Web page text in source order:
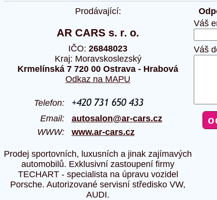
Prodávající:
AR CARS s. r. o.
IČO: 26848023
Kraj: Moravskoslezský
Krmelínská 7 720 00 Ostrava - Hrabová
Odkaz na MAPU
Telefon:
Email: autosalon@ar-cars.cz
WWW: www.ar-cars.cz
Prodej sportovních, luxusních a jinak zajímavých
automobilů. Exklusivní zastoupení firmy
TECHART - specialista na úpravu vozidel
Porsche. Autorizované servisní středisko VW,
AUDI.
Váš
Váš